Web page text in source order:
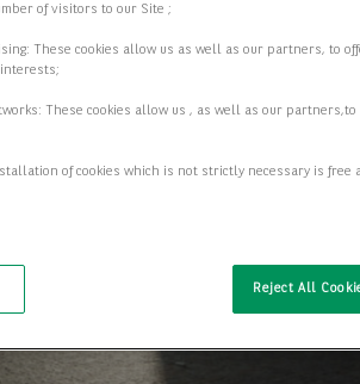
of visitors to our Site ;
These cookies allow us as well as our partners, to
These cookies allow us , as well as our
of cookies which is not strictly necessary is free
Reject All